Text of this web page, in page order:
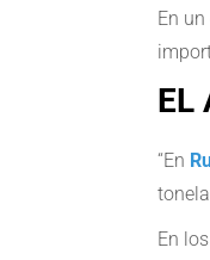
En
EL
“En
En